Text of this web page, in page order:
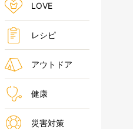
LOVE
レシピ
アウトドア
健康
災害対策